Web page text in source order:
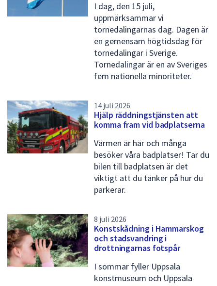
I dag, den 15 juli,
uppmärksammar vi
tornedalingarnas dag. Dagen är
en gemensam högtidsdag för
tornedalingar i Sverige.
Tornedalingar är en av Sveriges
fem nationella minoriteter.
14 juli 2026
Hjälp räddningstjänsten att
komma fram vid badplatserna
Värmen är här och många
besöker våra badplatser! Tar du
bilen till badplatsen är det
viktigt att du tänker på hur du
parkerar.
8 juli 2026
Konstskådning i Hammarskog
och stadsvandring i
drottningarnas fotspår
I sommar fyller Uppsala
konstmuseum och Uppsala